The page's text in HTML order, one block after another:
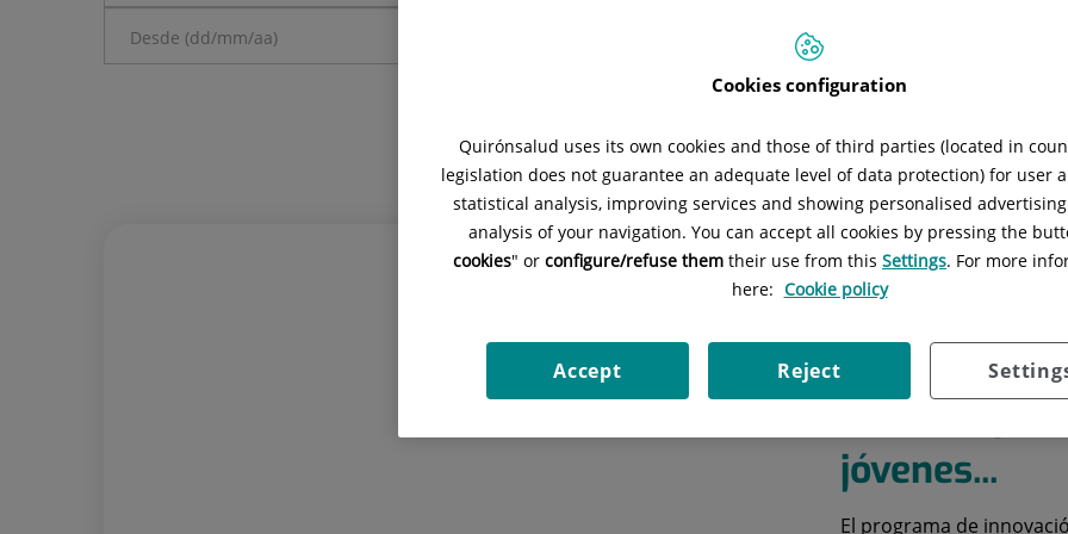
Seleccionar fecha
3 de julio de 2026
El
Fundación
curso 25/
jóvenes...
El programa de
Cookies configuration
Quirónsalud uses its own cookies and those of third parties (located in
legislation does not guarantee an adequate level of data protection) for user
statistical analysis, improving services and showing personalised
analysis of your navigation. You can accept all cookies by pressing the
cookies" or configure/refuse them their use from this Settings. For more
here: Cookie policy
Reject
Accept